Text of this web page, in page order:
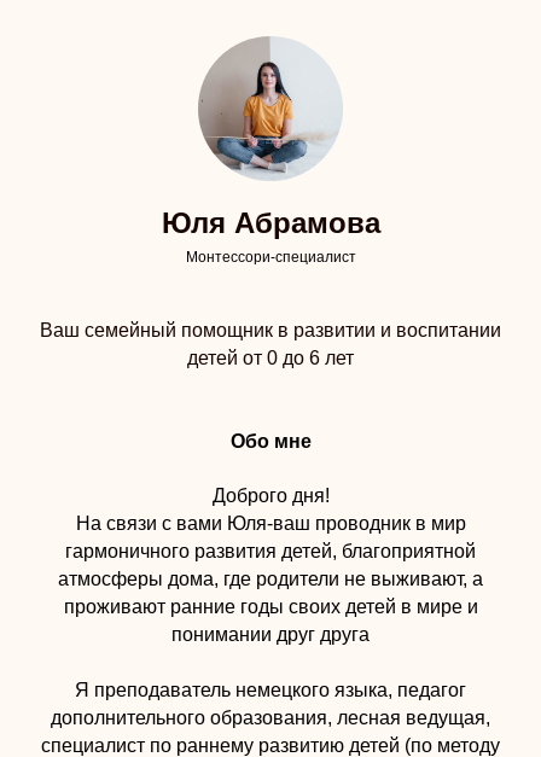
Юля Абрамова
Монтессори-специалист
Ваш семейный помощник в развитии и воспитании
детей от 0 до 6 лет
Обо мне
Доброго дня!
На связи с вами Юля-ваш проводник в мир
гармоничного развития детей, благоприятной
атмосферы дома, где родители не выживают, а
проживают ранние годы своих детей в мире и
понимании друг друга
Я преподаватель немецкого языка, педагог
дополнительного образования, лесная ведущая,
специалист по раннему развитию детей (по методу